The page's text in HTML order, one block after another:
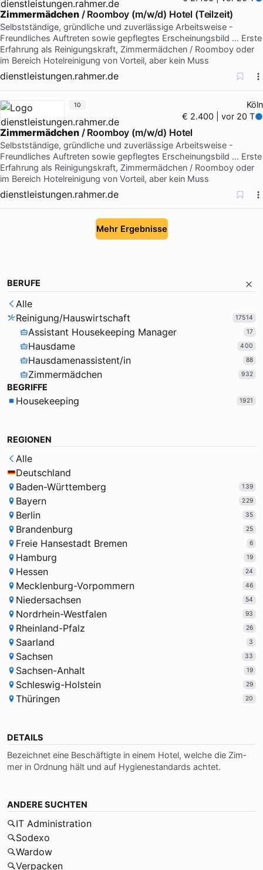
Zimmermädchen/ Roomboy (m/w/d) Hotel (Teilzeit)
Selbstständige, gründliche und zuverlässige Arbeitsweise -
Freundliches Auftreten sowie gepflegtes Erscheinungsbild … Erste
Erfahrung als Reinigungskraft, Zimmermädchen / Roomboy oder
im Bereich Hotelreinigung von Vorteil, aber kein Muss
dienstleistungen.rahmer.de
Köln
€ 2.400 | vor 20 T
Zimmermädchen/ Roomboy (m/w/d) Hotel
Selbstständige, gründliche und zuverlässige Arbeitsweise -
Freundliches Auftreten sowie gepflegtes Erscheinungsbild … Erste
Erfahrung als Reinigungskraft, Zimmermädchen / Roomboy oder
im Bereich Hotelreinigung von Vorteil, aber kein Muss
dienstleistungen.rahmer.de
10
Mehr Ergebnisse
BERUFE
Alle
Reinigung/Hauswirtschaft
17514
Assistant Housekeeping Manager 17
Hausdame 400
Hausdamenassistent/in 88
Zimmermädchen 932
BEGRIFFE
Housekeeping 1921
REGIONEN
Alle
Deutschland
Baden-Württemberg
139
Bayern 229
Berlin 35
Brandenburg 25
Freie Hansestadt Bremen 6
Hamburg 19
Hessen 24
Mecklenburg-Vorpommern 46
Niedersachsen 54
Nordrhein-Westfalen 93
Rheinland-Pfalz 26
Saarland 3
Sachsen 33
Sachsen-Anhalt 19
Schleswig-Holstein 29
Thüringen 20
DETAILS
Be­zeich­net ei­ne Be­schäf­tig­te in ei­nem Ho­tel, wel­che die Zim­
mer in Ord­nung hält und auf Hy­gie­ne­stan­dards ach­tet.
ANDERE SUCHTEN
IT Administration
Sodexo
Wardow
Verpacken